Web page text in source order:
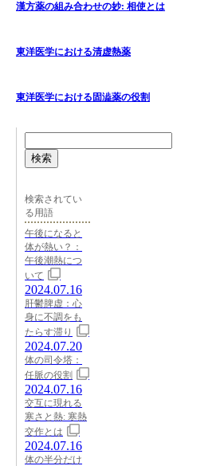
漢方薬の組み合わせの妙: 相使とは
東洋医学における清虚熱薬
東洋医学における固澁薬の役割
検索
検索されてい
る用語
午後になると
体が熱い？：
午後潮熱につ
いて
2024.07.16
肝鬱脾虚：心
身に不調をも
たらす滞り
2024.07.20
体の司令塔：
任脈の役割
2024.07.16
交互に現れる
寒さと熱: 寒熱
交作とは
2024.07.16
体の半分だけ